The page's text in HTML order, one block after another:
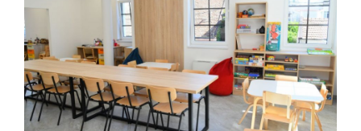
BORCE VOJSKE REPUBLIKE SRPSKE U STANjU
SOCIJALNE POTREBE
JAVNI POZIV ZA NAJLjEPŠE UREĐENO
DVORIŠTE INDIVIDUALNIH DOMAĆINSTAVA,
DVORIŠTE ZAJEDNICA ETAŽNIH VLASNIKA I